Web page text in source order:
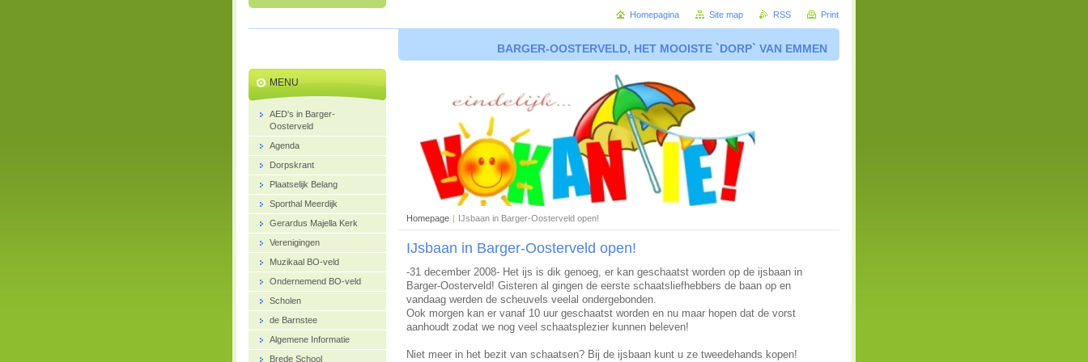
BARGER-OOSTERVELD, HET MOOISTE `DORP` VAN EMMEN
Homepage | IJsbaan in Barger-Oosterveld open!
IJsbaan in Barger-Oosterveld open!
-31 december 2008- Het ijs is dik genoeg, er kan geschaatst worden op de ijsbaan in
Barger-Oosterveld! Gisteren al gingen de eerste schaatsliefhebbers de baan op en
vandaag werden de scheuvels veelal ondergebonden.
Ook morgen kan er vanaf 10 uur geschaatst worden en nu maar hopen dat de vorst
aanhoudt zodat we nog veel schaatsplezier kunnen beleven!
Niet meer in het bezit van schaatsen? Bij de ijsbaan kunt u ze tweedehands kopen!
MENU
AED's in Barger-
Oosterveld
Agenda
Dorpskrant
Plaatselijk Belang
Sporthal Meerdijk
Gerardus Majella Kerk
Verenigingen
Muzikaal BO-veld
Ondernemend BO-veld
Scholen
de Barnstee
Algemene Informatie
Brede School
Homepagina Site map RSS Print